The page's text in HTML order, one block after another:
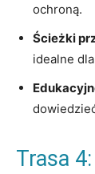
ochroną.
Ścieżki
idealne
Trasa